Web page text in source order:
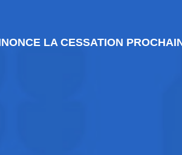
LA CESSATION